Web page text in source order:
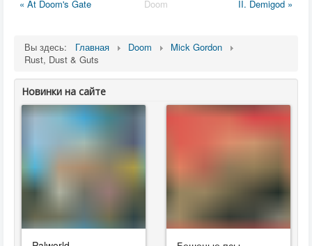
« At Doom's Gate Doom II. Demigod »
Вы здесь: Главная Doom
Mick Gordon
Rust, Dust & Guts
Новинки на сайте